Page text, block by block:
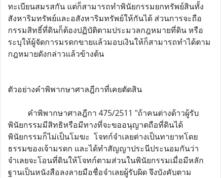
ทะเบียนสมรสกัน แต่ก็สามารถทำพินัยกรรมยกทรัพย์สินทั้ง
สังหาริมทรัพย์และอสังหาริมทรัพย์ให้กันได้ ส่วนการจะถือ
กรรมสิทธิ์ที่ดินก็ต้องปฏิบัติตามประมวลกฎหมายที่ดิน หรือ
ระบุให้ผู้จัดการมรดกขายแล้วมอบเงินให้ก็สามารถทำได้ตาม
กฎหมายดังกล่าวแล้วข้างต้น
ตัวอย่างคำพิพากษาศาลฎีกาที่เคยตัดสิน
คำพิพากษาศาลฎีกา 475/2511 "ถ้าคนต่างด้าวผู้รับ
พินัยกรรมมีสิทธิหรือมีทางที่จะขออนุญาตถือที่ดินได้
พินัยกรรมก็ไม่เป็นโมฆะ โจทก์จำเลยต่างเป็นทายาทโดย
ธรรมของเจ้ามรดก และได้ทำสัญญาประนีประนอมกันว่า
จำเลยจะโอนที่ดินให้โจทก์ตามส่วนในพินัยกรรมเมื่อมีหลัก
ฐานเป็นหนังสือลงลายมือชื่อจำเลยผู้รับผิด จึงบังคับตาม